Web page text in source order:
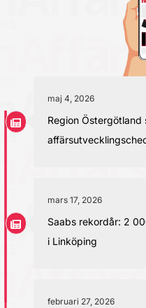
maj 4, 2026
Region Östergötland
mars 17, 2026
Saabs rekordår: 2
i Linköping
februari 27, 2026